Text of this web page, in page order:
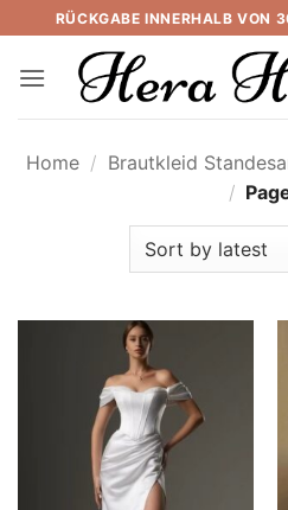
to
content
RÜCKGABE INNERHALB VON
Home / Brautkleid
/